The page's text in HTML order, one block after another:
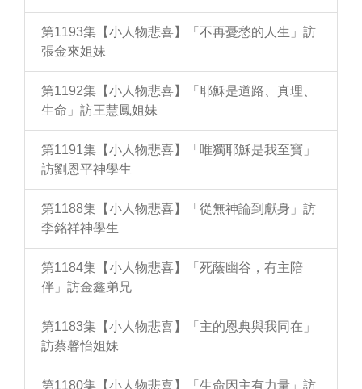
第1193集【小人物悲喜】「不再憂愁的人生」訪
張金來姐妹
第1192集【小人物悲喜】「耶穌是道路、真理、
生命」訪王慧鳳姐妹
第1191集【小人物悲喜】「唯獨耶穌是我至寶」
訪劉恩平神學生
第1188集【小人物悲喜】「從無神論到獻身」訪
李銘祥神學生
第1184集【小人物悲喜】「死蔭幽谷，有主陪
伴」訪金鑫弟兄
第1183集【小人物悲喜】「主的恩典與我同在」
訪蔡馨怡姐妹
第1180集【小人物悲喜】「生命因主有力量」訪